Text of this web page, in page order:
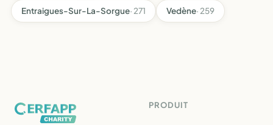
Entraigues-Sur-La-Sorgue· 271 Vedène· 259
PRODUIT